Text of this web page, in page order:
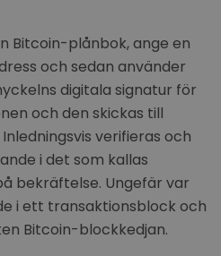
Bitcoin-plånbok, ange en
och sedan använder
digitala signatur för
och den skickas till
verifieras och
i det som kallas
bekräftelse. Ungefär var
i ett transaktionsblock och
Bitcoin-blockkedjan.